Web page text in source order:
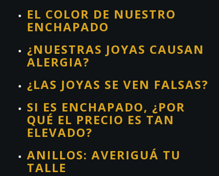
EL COLOR DE NUESTRO
ENCHAPADO
¿NUESTRAS JOYAS CAUSAN
ALERGIA?
¿LAS JOYAS SE VEN FALSAS?
SI ES ENCHAPADO, ¿POR
QUÉ EL PRECIO ES TAN
ELEVADO?
ANILLOS: AVERIGUÁ TU
TALLE